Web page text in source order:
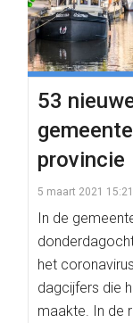
53
provincie
5 maart 2021 15:21
In de
het
dagcijfers die
maakte. In de